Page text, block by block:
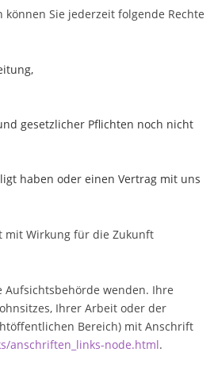
Sie jederzeit folgende Rechte
gesetzlicher Pflichten noch nicht
haben oder einen Vertrag mit uns
mit Wirkung für die Zukunft
Aufsichtsbehörde wenden. Ihre
Ihrer Arbeit oder der
Bereich) mit Anschrift
anschriften_links-node.html.